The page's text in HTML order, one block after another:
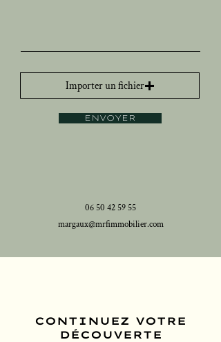
Importer un fichier
ENVOYER
06 50 42 59 55
margaux@mrfimmobilier.com
CONTINUEZ VOTRE
DÉCOUVERTE